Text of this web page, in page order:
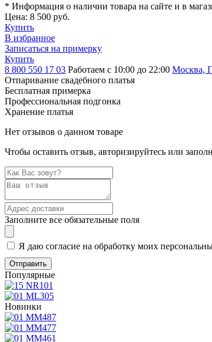
* Информация о наличии товара на сайте и в
Цена: 8 500 руб.
Купить
В избранное
Записаться на примерку
Купить
8 800 550 17 03 Работаем с 10:00 до 22:00 Москва,
Отпаривание свадебного платья
Бесплатная примерка
Профессиональная подгонка
Хранение платья
Нет отзывов о данном товаре
Чтобы оставить отзыв, авторизируйтесь или
Заполните все обязательные поля
Я даю согласие на обработку моих
Популярные
Новинки